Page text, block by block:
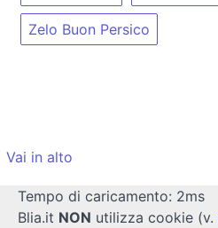
Zelo Buon Persico
Vai in alto
Tempo di caricamento: 2ms
Blia.it NON utilizza cookie (v.